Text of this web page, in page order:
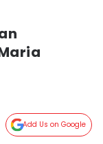
Add Us on Google